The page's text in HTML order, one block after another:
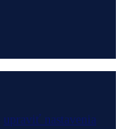
upraviť nastavenia